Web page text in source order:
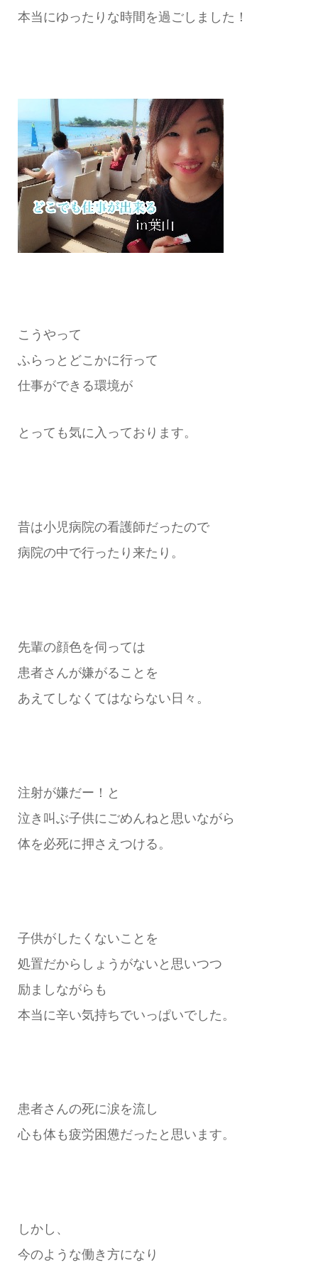
本当にゆったりな時間を過ごしました！
こうやって
ふらっとどこかに行って
仕事ができる環境が
とっても気に入っております。
昔は小児病院の看護師だったので
病院の中で行ったり来たり。
先輩の顔色を伺っては
患者さんが嫌がることを
あえてしなくてはならない日々。
注射が嫌だー！と
泣き叫ぶ子供にごめんねと思いながら
体を必死に押さえつける。
子供がしたくないことを
処置だからしょうがないと思いつつ
励ましながらも
本当に辛い気持ちでいっぱいでした。
患者さんの死に涙を流し
心も体も疲労困憊だったと思います。
しかし、
今のような働き方になり